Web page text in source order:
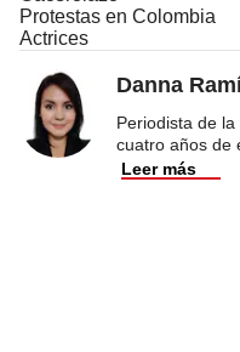
Protestas en Colombia
Actrices
Danna
Periodista de
cuatro años de
Leer más